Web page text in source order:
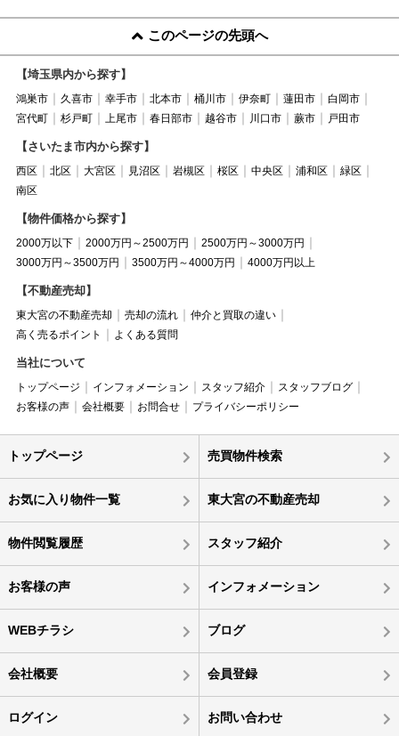
このページの先頭へ
【埼玉県内から探す】
鴻巣市 久喜市 幸手市 北本市 桶川市 伊奈町 蓮田市
白岡市
宮代町
杉戸町 上尾市 春日部市 越谷市 川口市 蕨市 戸田市
【さいたま市内から探す】
西区 北区 大宮区 見沼区 岩槻区 桜区 中央区 浦和区
緑区
南区
【物件価格から探す】
2000万以下 2000万円～2500万円
2500万円～3000万円
3000万円～3500万円
3500万円～4000万円 4000万円以上
【不動産売却】
東大宮の不動産売却 売却の流れ
仲介と買取の違い
高く売るポイント
よくある質問
当社について
トップページ インフォメーション スタッフ紹介
スタッフブログ
お客様の声
会社概要 お問合せ プライバシーポリシー
トップページ 売買物件検索
お気に入り物件一覧 東大宮の不動産売却
物件閲覧履歴 スタッフ紹介
お客様の声 インフォメーション
WEBチラシ ブログ
会社概要 会員登録
ログイン お問い合わせ